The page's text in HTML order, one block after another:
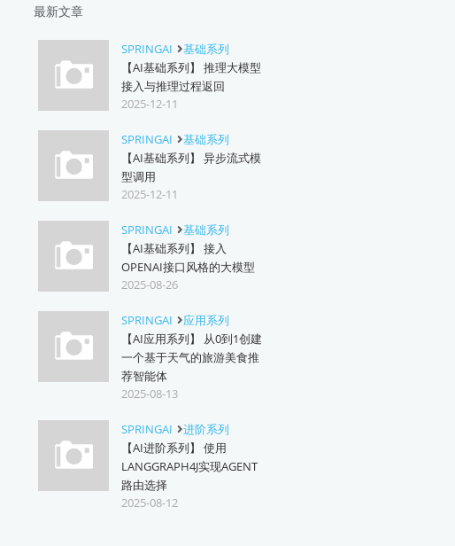
最新文章
SPRINGAI
基础系列
【AI基础系列】 推理大模型
接入与推理过程返回
2025-12-11
SPRINGAI
基础系列
【AI基础系列】 异步流式模
型调用
2025-12-11
SPRINGAI
基础系列
【AI基础系列】 接入
OPENAI接口风格的大模型
2025-08-26
SPRINGAI
应用系列
【AI应用系列】 从0到1创建
一个基于天气的旅游美食推
荐智能体
2025-08-13
SPRINGAI
进阶系列
【AI进阶系列】 使用
LANGGRAPH4J实现AGENT
路由选择
2025-08-12